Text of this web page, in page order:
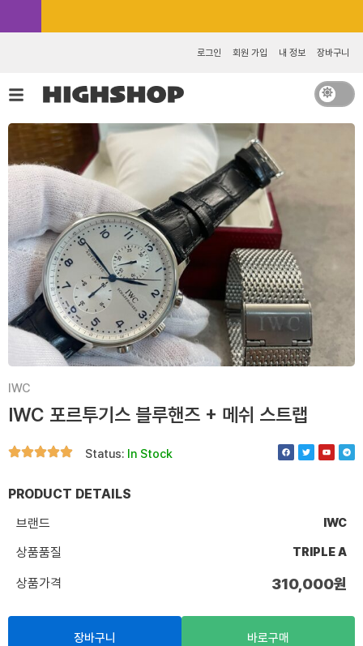
건
너
뛰
로그인 회원 가입 내 정보 장바구니
IWC
IWC 포르투기스 블루핸즈 + 메쉬 스트랩
Status: In Stock
F
a
c
T
w
i
Y
o
u
T
e
l
PRODUCT DETAILS
브랜드
IWC
상품품질 TRIPLE A
상품가격 310,000원
장바구니 바로구매